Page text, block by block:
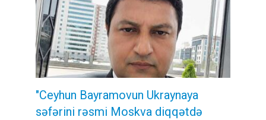
"Ceyhun Bayramovun Ukraynaya
səfərini rəsmi Moskva diqqətdə